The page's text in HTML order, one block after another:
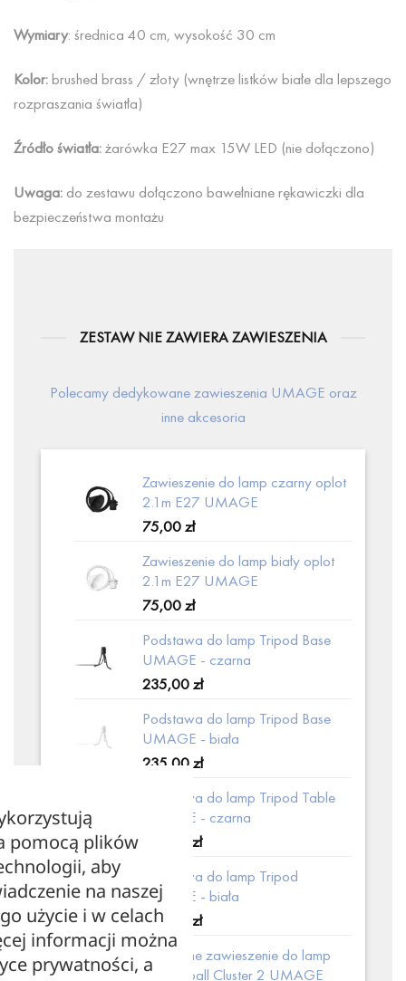
Wymiary: średnica 40 cm, wysokość 30 cm
Kolor:brushed brass / złoty (wnętrze listków białe dla lepszego
rozpraszania światła)
Źródło światła:żarówka E27 max 15W LED (nie dołączono)
Uwaga: do zestawu dołączono bawełniane rękawiczki dla
bezpieczeństwa montażu
ZESTAW NIE ZAWIERA ZAWIESZENIA
Polecamy dedykowane zawieszenia UMAGE oraz
inne akcesoria
Zawieszenie do lamp czarny oplot
2.1m E27 UMAGE
75,00zł
Zawieszenie do lamp biały oplot
2.1m E27 UMAGE
75,00zł
Podstawa do lamp Tripod Base
UMAGE - czarna
235,00zł
Podstawa do lamp Tripod Base
UMAGE - biała
235,00zł
Podstawa do lamp Tripod Table
UMAGE - czarna
zł
Podstawa do lamp Tripod
UMAGE - biała
429,00 zł
Podwójne zawieszenie do lamp
Cannonball Cluster 2 UMAGE
pomocą plików
aby
na naszej
użycie i w celach
informacji można
prywatności, a